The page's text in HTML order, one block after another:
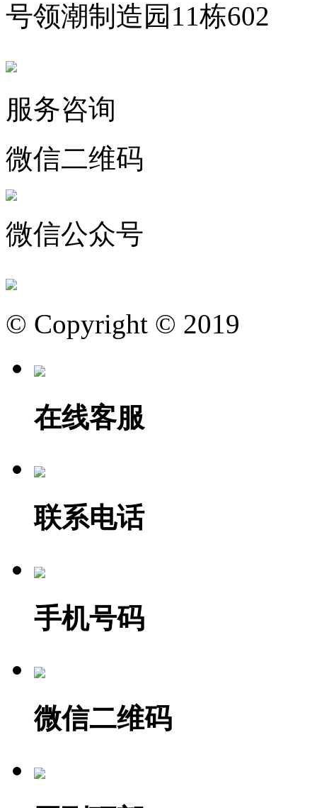
号领潮制造园11栋602
服务咨询
微信二维码
微信公众号
© Copyright © 2019
在线客服
联系电话
手机号码
微信二维码